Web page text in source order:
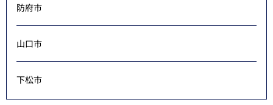
防府市
山口市
下松市